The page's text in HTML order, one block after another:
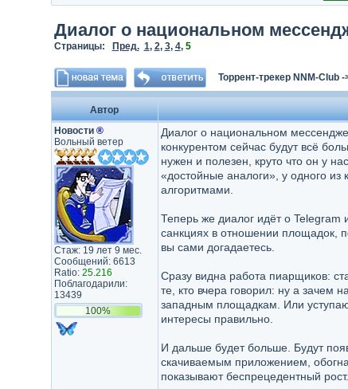
Диалог о национальном
Страницы: Пред. 1, 2, 3, 4, 5
Торрент-трекер NNM-Club-
Автор
Новости ®
Вольный ветер
Стаж: 19 лет 9 мес.
Сообщений: 6613
Ratio: 25.216
Поблагодарили:
13439
100%
Диалог о национальном
конкурентом сейчас будут всё
нужен и полезен, круто что он у
«достойные аналоги», у одного из
алгоритмами.
Теперь же диалог идёт о Telegram
санкциях в отношении площадок,
вы сами догадаетесь.
Сразу видна работа пиарщиков:
те, кто вчера говорил: ну а зачем
западным площадкам. Или
интересы правильно.
И дальше будет больше. Будут
скачиваемым приложением,
показывают беспрецедентный